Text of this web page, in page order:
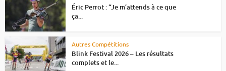
Éric Perrot : “Je m’attends à ce que
ça...
Autres Compétitions
Blink Festival 2026 – Les résultats
complets et le...